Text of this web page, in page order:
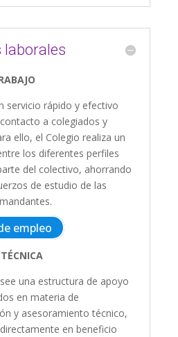
laborales
servicio rápido y efectivo
a colegiados y
ello, el Colegio realiza un
los diferentes perfiles
del colectivo, ahorrando
de estudio de las
empleo
una estructura de apoyo
en materia de
y asesoramiento técnico,
en beneficio